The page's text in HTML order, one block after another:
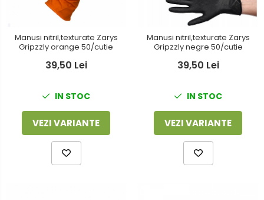
Manusi nitril,texturate Zarys
Gripzzly orange 50/cutie
39,50 Lei
IN STOC
VEZI VARIANTE
Manusi nitril,texturate Zarys
Gripzzly negre 50/cutie
39,50 Lei
IN STOC
VEZI VARIANTE